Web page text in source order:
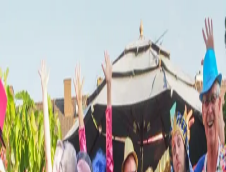
Netzwerk
Mitgliedsverzeichnis
Foto:
Carolin Pommert
Solo
Witten
Achja!-Theater
Lessingstraße 11